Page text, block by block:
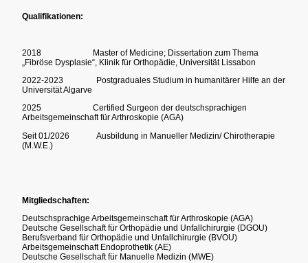
Qualifikationen:
2018 Master of Medicine; Dissertation zum Thema
„Fibröse Dysplasie“, Klinik für Orthopädie, Universität Lissabon
2022-2023 Postgraduales Studium in humanitärer Hilfe an der
Universität Algarve
2025 Certified Surgeon der deutschsprachigen
Arbeitsgemeinschaft für Arthroskopie (AGA)
Seit 01/2026 Ausbildung in Manueller Medizin/ Chirotherapie
(M.W.E.)
Mitgliedschaften:
Deutschsprachige Arbeitsgemeinschaft für Arthroskopie (AGA)
Deutsche Gesellschaft für Orthopädie und Unfallchirurgie (DGOU)
Berufsverband für Orthopädie und Unfallchirurgie (BVOU)
Arbeitsgemeinschaft Endoprothetik (AE)
Deutsche Gesellschaft für Manuelle Medizin (MWE)